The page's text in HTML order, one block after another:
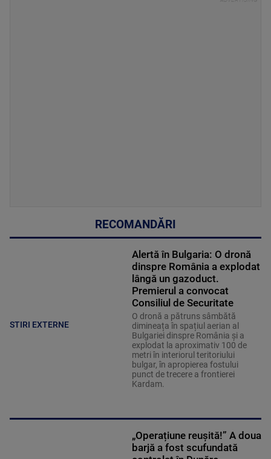
RECOMANDĂRI
STIRI EXTERNE
Alertă în Bulgaria: O dronă
dinspre România a explodat
lângă un gazoduct.
Premierul a convocat
Consiliul de Securitate
O dronă a pătruns sâmbătă
dimineața în spațiul aerian al
Bulgariei dinspre România și a
explodat la aproximativ 100 de
metri în interiorul teritoriului
bulgar, în apropierea fostului
punct de trecere a frontierei
Kardam.
„Operațiune reușită!” A doua
barjă a fost scufundată